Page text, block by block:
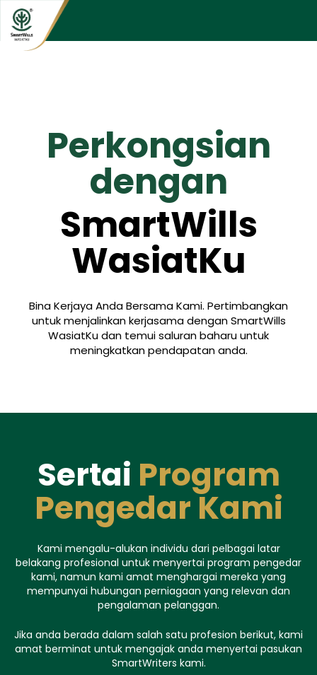
Perkongsian
dengan
SmartWills
WasiatKu
Bina Kerjaya Anda Bersama Kami. Pertimbangkan
untuk menjalinkan kerjasama dengan SmartWills
WasiatKu dan temui saluran baharu untuk
meningkatkan pendapatan anda.
Sertai Program
Pengedar Kami
Kami mengalu-alukan individu dari pelbagai latar
belakang profesional untuk menyertai program pengedar
kami, namun kami amat menghargai mereka yang
mempunyai hubungan perniagaan yang relevan dan
pengalaman pelanggan.
Jika anda berada dalam salah satu profesion berikut, kami
amat berminat untuk mengajak anda menyertai pasukan
SmartWriters kami.